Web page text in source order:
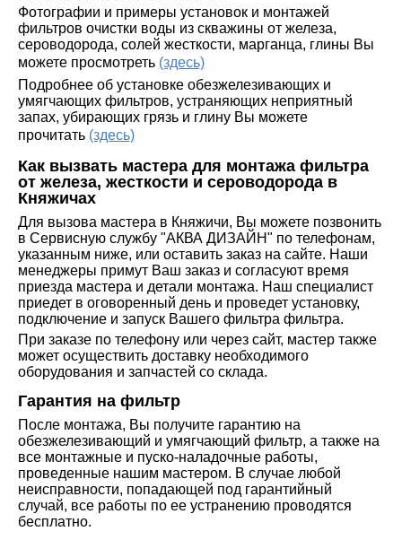
Фотографии и примеры установок и монтажей
фильтров очистки воды из скважины от железа,
сероводорода, солей жесткости, марганца, глины Вы
можете просмотреть (здесь)
Подробнее об установке обезжелезивающих и
умягчающих фильтров, устраняющих неприятный
запах, убирающих грязь и глину Вы можете
прочитать (здесь)
Как вызвать мастера для монтажа фильтра
от железа, жесткости и сероводорода в
Княжичах
Для вызова мастера в Княжичи, Вы можете позвонить
в Сервисную службу "АКВА ДИЗАЙН" по телефонам,
указанным ниже, или оставить заказ на сайте. Наши
менеджеры примут Ваш заказ и согласуют время
приезда мастера и детали монтажа. Наш специалист
приедет в оговоренный день и проведет установку,
подключение и запуск Вашего фильтра фильтра.
При заказе по телефону или через сайт, мастер также
может осуществить доставку необходимого
оборудования и запчастей со склада.
Гарантия на фильтр
После монтажа, Вы получите гарантию на
обезжелезивающий и умягчающий фильтр, а также на
все монтажные и пуско-наладочные работы,
проведенные нашим мастером. В случае любой
неисправности, попадающей под гарантийный
случай, все работы по ее устранению проводятся
бесплатно.